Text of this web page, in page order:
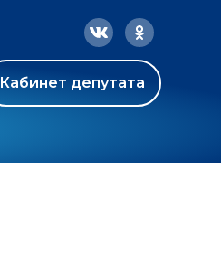
Кабинет депутата